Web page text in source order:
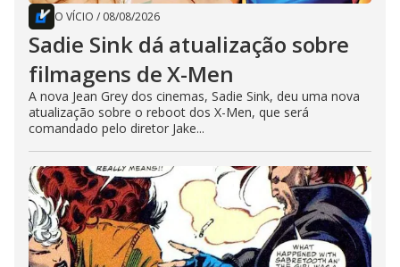
O VÍCIO / 08/08/2026
Sadie Sink dá atualização sobre
filmagens de X-Men
A nova Jean Grey dos cinemas, Sadie Sink, deu uma nova
atualização sobre o reboot dos X-Men, que será
comandado pelo diretor Jake...